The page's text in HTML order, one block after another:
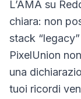
L’AMA su
chiara: non
stack
PixelUnion
una
tuoi ricordi